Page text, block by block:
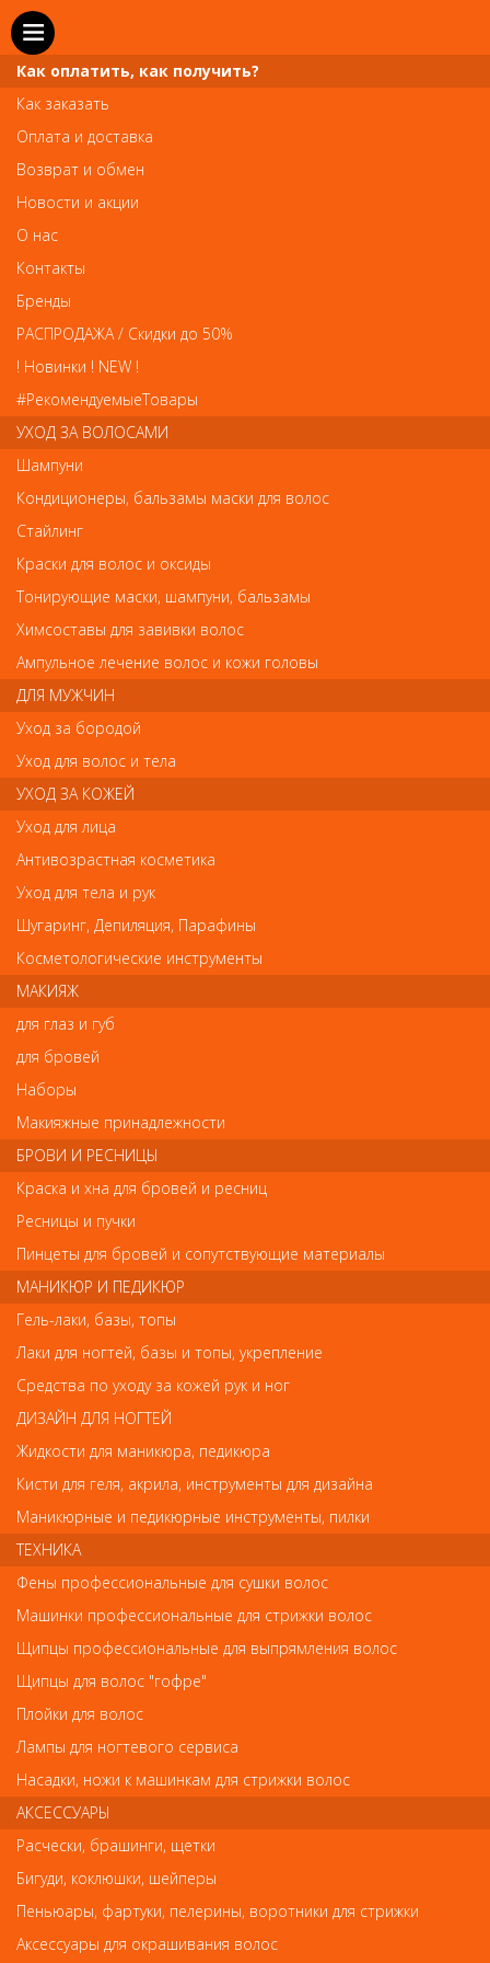
SEO
Orofluido Эликсир для волос 50мл
Orofluido Эликсир для волос 50мл
Арт.7241247000
1 365руб.-
В закладки Как оплатить? Как получить?
Уникальный состав для профессионального ухода за волосами
благоприятное воздействие на структуру и внешний вид волос.
Содержит следующие натуральные масла: Аргановое масло
укрепляет волосы и делает их шелковистыми. Льняное масло
придает волосам однородность, гладкость и необыкновенный
мягкость, эластичность и объем. Подходит абсолютно для всех
типов волос. Наносить как на сухие, так и на влажные волосы.
Благодоря своей шелковистой текстуре эликсир быстро
впитывается, не оставляет следов, не утяжеляет волосы.
изысканным ароматом амбры и ванили.
Объем: 50 мл.
Отзывы
Ваш отзыв станет первым
Напишите свой отзыв
Комментарий
Имя
Код
Обратите внимание
Внешний вид товара «Orofluido Эликсир для волос 50мл» может
отличаться от фотографий на сайте. Несовпадение внешнего
описанием на сайте не является показателем ненадлежащего
качества товара.
Так же советуем посмотреть
Как оплатить, как получить?
Как заказать
Оплата и доставка
Возврат и обмен
Новости и акции
О нас
Контакты
Бренды
РАСПРОДАЖА / Скидки до 50%
! Новинки ! NEW !
#РекомендуемыеТовары
УХОД ЗА ВОЛОСАМИ
Шампуни
Кондиционеры, бальзамы маски для волос
Стайлинг
Краски для волос и оксиды
Тонирующие маски, шампуни, бальзамы
Химсоставы для завивки волос
Ампульное лечение волос и кожи головы
ДЛЯ МУЖЧИН
Уход за бородой
Уход для волос и тела
УХОД ЗА КОЖЕЙ
Уход для лица
Антивозрастная косметика
Уход для тела и рук
Шугаринг, Депиляция, Парафины
Косметологические инструменты
МАКИЯЖ
для глаз и губ
для бровей
Наборы
Макияжные принадлежности
БРОВИ И РЕСНИЦЫ
Краска и хна для бровей и ресниц
Ресницы и пучки
Пинцеты для бровей и сопутствующие материалы
МАНИКЮР И ПЕДИКЮР
Гель-лаки, базы, топы
Лаки для ногтей, базы и топы, укрепление
Средства по уходу за кожей рук и ног
ДИЗАЙН ДЛЯ НОГТЕЙ
Жидкости для маникюра, педикюра
Кисти для геля, акрила, инструменты для дизайна
Маникюрные и педикюрные инструменты, пилки
ТЕХНИКА
Фены профессиональные для сушки волос
Машинки профессиональные для стрижки волос
Щипцы профессиональные для выпрямления волос
Щипцы для волос "гофре"
Плойки для волос
Лампы для ногтевого сервиса
Насадки, ножи к машинкам для стрижки волос
АКСЕССУАРЫ
Расчески, брашинги, щетки
Бигуди, коклюшки, шейперы
Пеньюары, фартуки, пелерины, воротники для стрижки
Аксессуары для окрашивания волос